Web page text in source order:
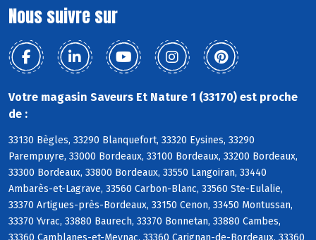
Nous suivre sur
Votre magasin Saveurs Et Nature 1 (33170) est proche
de :
33130 Bègles, 33290 Blanquefort, 33320 Eysines, 33290
Parempuyre, 33000 Bordeaux, 33100 Bordeaux, 33200 Bordeaux,
33300 Bordeaux, 33800 Bordeaux, 33550 Langoiran, 33440
Ambarès-et-Lagrave, 33560 Carbon-Blanc, 33560 Ste-Eulalie,
33370 Artigues-près-Bordeaux, 33150 Cenon, 33450 Montussan,
33370 Yvrac, 33880 Baurech, 33370 Bonnetan, 33880 Cambes,
33360 Camblanes-et-Meynac, 33360 Carignan-de-Bordeaux, 33360